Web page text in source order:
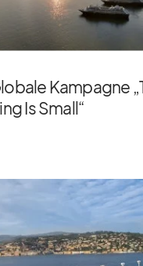
Kampagne
Is Small“